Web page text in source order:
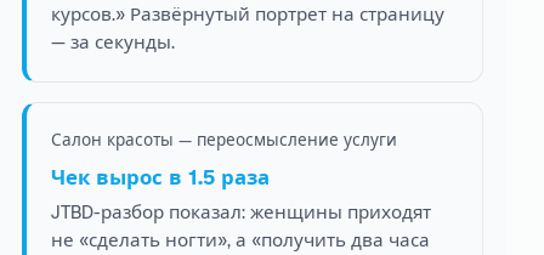
курсов.» Развёрнутый портрет на страницу
— за секунды.
Салон красоты — переосмысление услуги
Чек вырос в 1.5 раза
JTBD-разбор показал: женщины приходят
не «сделать ногти», а «получить два часа